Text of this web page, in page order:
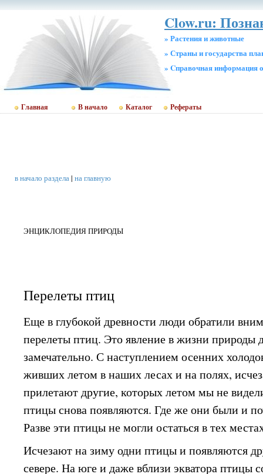
Clow.ru:
» Растения и животные
» Страны и государства
» Cправочная информация
Главная В начало Каталог Рефераты
в начало раздела| на главную
ЭНЦИКЛОПЕДИЯ ПРИРОДЫ
Перелеты птиц
Еще в глубокой древности люди обратили
перелеты птиц. Это явление в жизни природы
замечательно. С наступлением осенних
живших летом в наших лесах и на полях,
прилетают другие, которых летом мы не
птицы снова появляются. Где же они были и
Разве эти птицы не могли остаться в тех
Исчезают на зиму одни птицы и появляются
севере. На юге и даже вблизи экватора птицы